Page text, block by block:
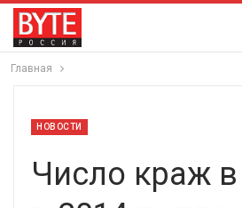
Главная
НОВОСТИ
Число краж в